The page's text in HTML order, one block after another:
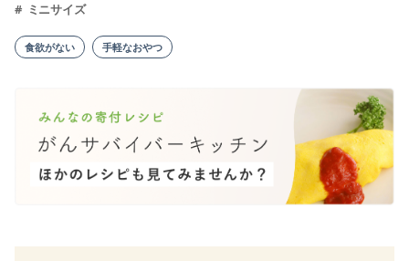
ミニサイズ
食欲がない 手軽なおやつ